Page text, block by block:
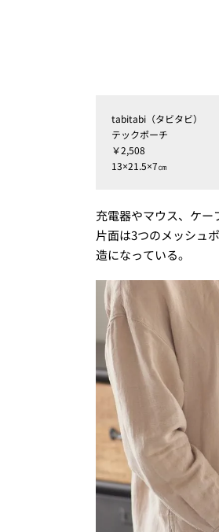
tabitabi（タビタビ）
テックポーチ
￥2,508
13×21.5×7㎝
充電器やマウス、ケー
片面は3つのメッシュ
造になっている。